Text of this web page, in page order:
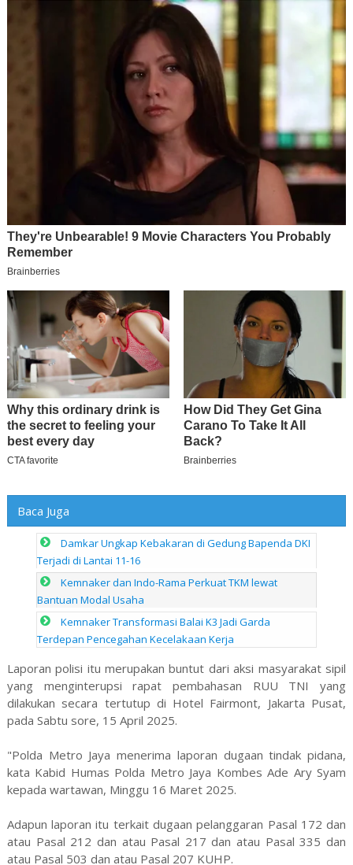
Baca Juga
Damkar Ungkap Kebakaran di Gedung Bapenda DKI
Terjadi di Lantai 11-16
Kemnaker dan Indo-Rama Perkuat TKM lewat
Bantuan Modal Usaha
Kemnaker Transformasi Balai K3 Jadi Garda
Terdepan Pencegahan Kecelakaan Kerja
Laporan polisi itu merupakan buntut dari aksi masyarakat sipil
yang menginterupsi rapat pembahasan RUU TNI yang
dilakukan secara tertutup di Hotel Fairmont, Jakarta Pusat,
pada Sabtu sore, 15 April 2025.
"Polda Metro Jaya menerima laporan dugaan tindak pidana,
kata Kabid Humas Polda Metro Jaya Kombes Ade Ary Syam
kepada wartawan, Minggu 16 Maret 2025.
Adapun laporan itu terkait dugaan pelanggaran Pasal 172 dan
atau Pasal 212 dan atau Pasal 217 dan atau Pasal 335 dan
atau Pasal 503 dan atau Pasal 207 KUHP.